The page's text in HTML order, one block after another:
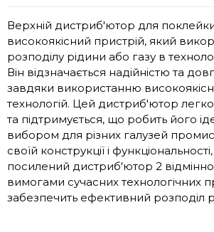
Верхній дистриб'ютор для
високоякісний пристрій, який
розподілу рідини або газу в
Він відзначається надійністю та
завдяки використанню
технологій. Цей дистриб'ютор
та підтримується, що робить його
вибором для різних галузей
своїй конструкції і
посилений дистриб'ютор 2
вимогами сучасних технологічних
забезпечить ефективний розподіл